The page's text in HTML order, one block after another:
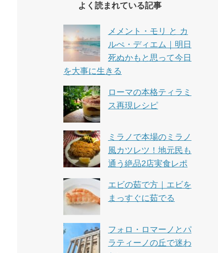
よく読まれている記事
メメント・モリ と カ
ルぺ・ディエム｜明日
死ぬかもと思って今日
を大事に生きる
ローマの本格ティラミ
ス再現レシピ
ミラノで本場のミラノ
風カツレツ！地元民も
通う絶品2店実食レポ
エビの茹で方｜エビを
まっすぐに茹でる
フォロ・ロマーノとパ
ラティーノの丘で迷わ